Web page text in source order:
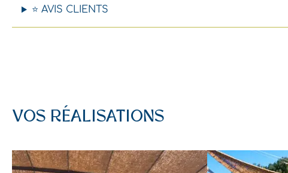
⭐ AVIS CLIENTS
VOS RÉALISATIONS